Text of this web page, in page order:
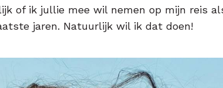
of ik jullie mee wil nemen op mijn reis
jaren. Natuurlijk wil ik dat doen!